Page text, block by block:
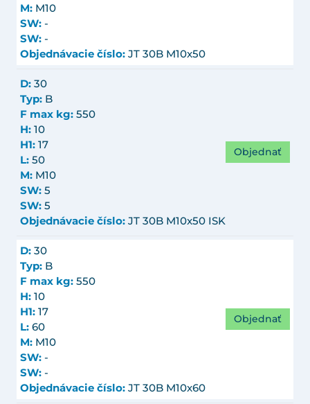
M: M10
SW: -
SW: -
Objednávacie číslo: JT 30B M10x50
D: 30
Typ: B
F max kg: 550
H: 10
H1: 17
L: 50
M: M10
SW: 5
SW: 5
Objednávacie číslo: JT 30B M10x50 ISK
Objednať
D: 30
Typ: B
F max kg: 550
H: 10
H1: 17
L: 60
M: M10
SW: -
SW: -
Objednávacie číslo: JT 30B M10x60
Objednať